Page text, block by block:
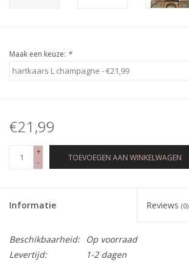
Maak een keuze: *
€21,99
+
-
TOEVOEGEN AAN WINKELWAGEN
Informatie Reviews (0)
Beschikbaarheid:
Op voorraad
Levertijd:
1-2 dagen